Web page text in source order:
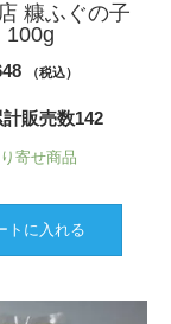
糠ふぐの子
100g
（税込）
計販売数142
寄せ商品
トに入れる